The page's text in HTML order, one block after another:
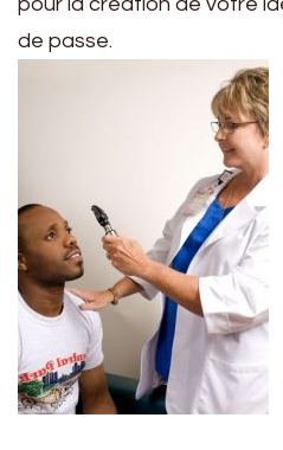
pour la création de votre
de passe.